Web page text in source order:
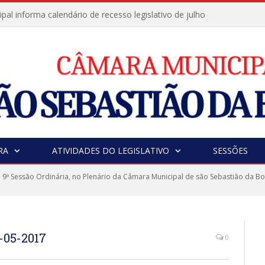
informa calendário de recesso legislativo de julho
ATIVIDADES DO LEGISLATIVO SESSÕES
9ª Sessão Ordinária, no Plenário da Câmara Municipal de são Sebastião da
2017 0